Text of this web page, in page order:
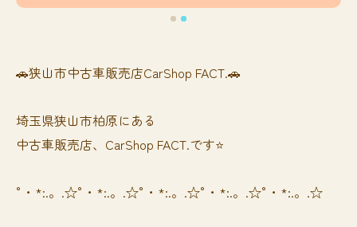
🚗狭山市中古車販売店CarShop FACT.🚗
埼玉県狭山市柏原にある
中古車販売店、CarShop FACT.です⭐️
°・*:.。.☆°・*:.。.☆°・*:.。.☆°・*:.。.☆°・*:.。.☆